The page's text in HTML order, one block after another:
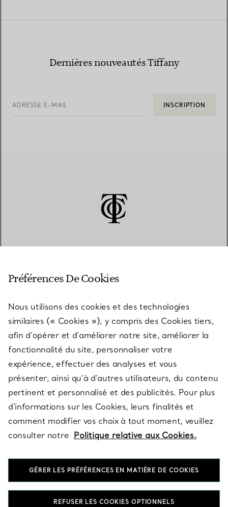
Dernières nouveautés Tiffany
ADRESSE E-MAIL INSCRIPTION
SERVICES
À PROPOS
QUESTIONS LÉGALES
SUIVEZ-NOUS
Préférences De Cookies
Nous utilisons des cookies et des technologies
similaires (« Cookies »), y compris des Cookies tiers,
afin d’opérer et d’améliorer notre site, améliorer la
fonctionnalité du site, personnaliser votre
expérience, effectuer des analyses et vous
présenter, ainsi qu’à d’autres utilisateurs, du contenu
pertinent et personnalisé et des publicités. Pour plus
d’informations sur les Cookies, leurs finalités et
comment modifier vos choix à tout moment, veuillez
consulter notre Politique relative aux Cookies.
GÉRER LES PRÉFÉRENCES EN MATIÈRE DE COOKIES
REFUSER LES COOKIES OPTIONNELS